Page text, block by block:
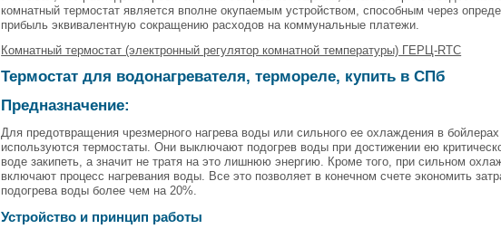
комнатный термостат является вполне окупаемым устройством, способным через
прибыль эквивалентную сокращению расходов на коммунальные платежи.
Комнатный термостат (электронный регулятор комнатной температуры) ГЕРЦ-RTC
Термостат для водонагревателя, термореле, купить в СПб
Предназначение:
Для предотвращения чрезмерного нагрева воды или сильного ее охлаждения в
используются термостаты. Они выключают подогрев воды при достижении ею
воде закипеть, а значит не тратя на это лишнюю энергию. Кроме того, при сильном
включают процесс нагревания воды. Все это позволяет в конечном счете экономить
подогрева воды более чем на 20%.
Устройство и принцип работы